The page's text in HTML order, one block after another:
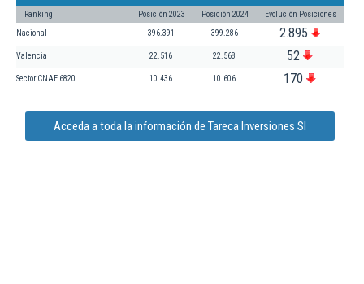
Ranking Posición 2023 Posición 2024 Evolución Posiciones
Nacional 396.391 399.286 2.895
Valencia 22.516 22.568 52
Sector CNAE 6820 10.436 10.606 170
Acceda a toda la información de Tareca Inversiones Sl